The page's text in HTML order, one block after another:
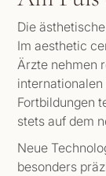
Die
Im aesthetic
Ärzte nehmen
internationalen
Fortbildungen
stets auf dem
Neue
besonders